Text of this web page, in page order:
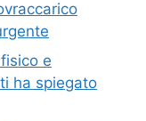
e
ha spiegato